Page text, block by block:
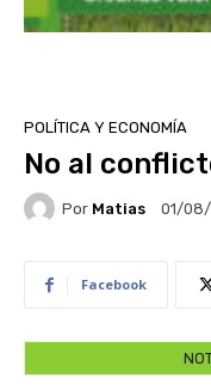
POLÍTICA Y ECONOMÍA
No al
Por Matias 01/
Facebook